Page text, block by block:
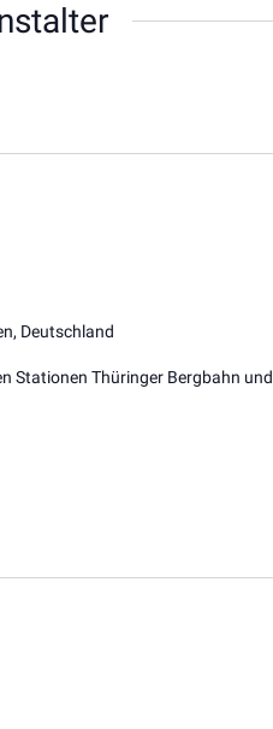
Deutschland
Stationen Thüringer Bergbahn und